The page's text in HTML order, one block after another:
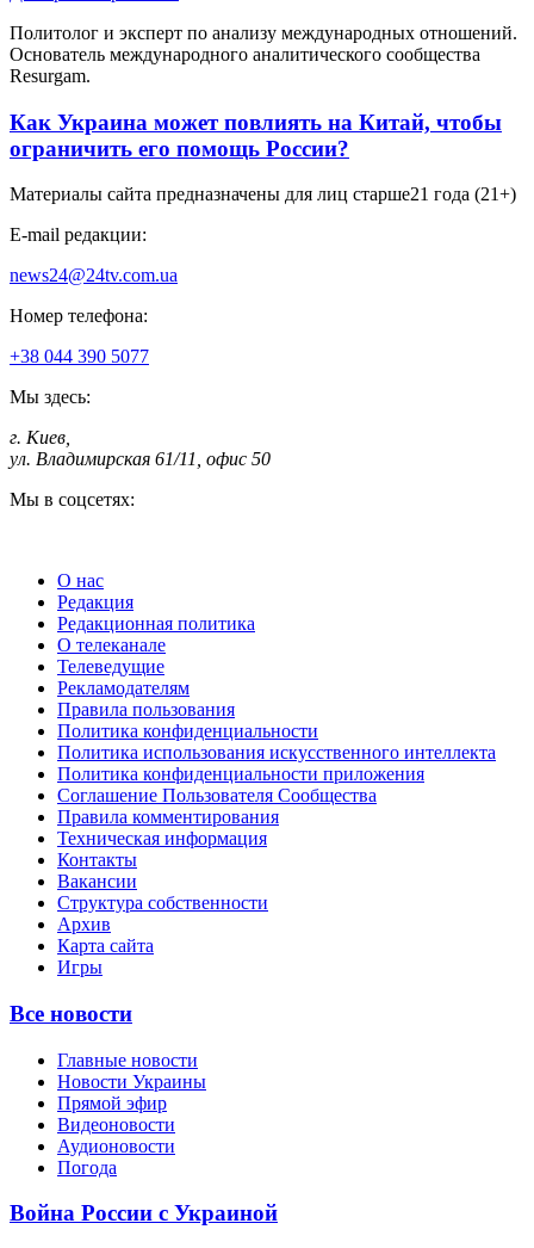
Политолог и эксперт по анализу международных отношений.
Основатель международного аналитического сообщества
Resurgam.
Как Украина может повлиять на Китай, чтобы
ограничить его помощь России?
Материалы сайта предназначены для лиц старше21 года (21+)
E-mail редакции:
news24@24tv.com.ua
Номер телефона:
+38 044 390 5077
Мы здесь:
г. Киев
ул. Владимирская 61/11, офис 50
Мы в соцсетях:
О нас
Редакция
Редакционная политика
О телеканале
Телеведущие
Рекламодателям
Правила пользования
Политика конфиденциальности
Политика использования искусственного интеллекта
Политика конфиденциальности приложения
Соглашение Пользователя Сообщества
Правила комментирования
Техническая информация
Контакты
Вакансии
Структура собственности
Архив
Карта сайта
Игры
Все новости
Главные новости
Новости Украины
Прямой эфир
Видеоновости
Аудионовости
Погода
Война России с Украиной